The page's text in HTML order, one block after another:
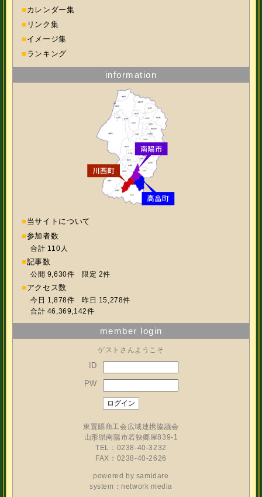
■ カレンダー集
■ リンク集
■ イメージ集
■ ランキング
information
■ 当サイトについて
■参加者数
合計 110人
■記事数
公開 9,630件 限定 2件
■ アクセス数
今日 1,878件 昨日 15,278件
合計 46,369,142件
member login
ゲストさんようこそ
ID
PW
東置賜商工会広域連携協議会
山形県南陽市若狭郷屋839-1
TEL：0238-40-3232
FAX：0238-40-2626
powered by samidare
system：network media